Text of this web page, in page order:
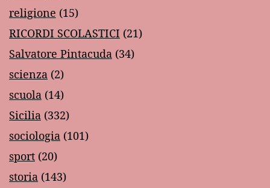
religione (15)
RICORDI SCOLASTICI (21)
Salvatore Pintacuda (34)
scienza (2)
scuola (14)
Sicilia (332)
sociologia (101)
sport (20)
storia (143)